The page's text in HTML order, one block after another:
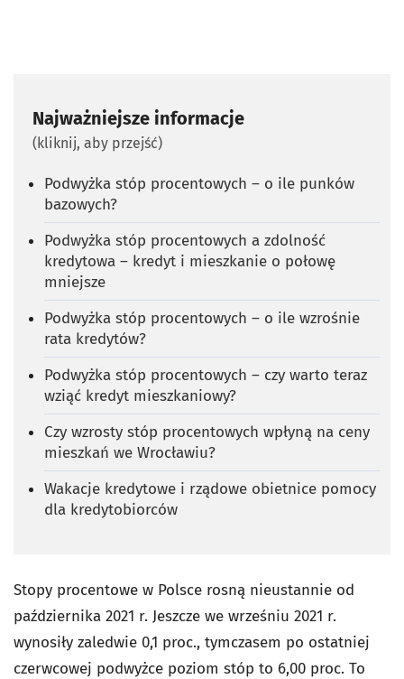
Najważniejsze informacje
(kliknij, aby przejść)
Podwyżka stóp procentowych – o ile punków
bazowych?
Podwyżka stóp procentowych a zdolność
kredytowa – kredyt i mieszkanie o połowę
mniejsze
Podwyżka stóp procentowych – o ile wzrośnie
rata kredytów?
Podwyżka stóp procentowych – czy warto teraz
wziąć kredyt mieszkaniowy?
Czy wzrosty stóp procentowych wpłyną na ceny
mieszkań we Wrocławiu?
Wakacje kredytowe i rządowe obietnice pomocy
dla kredytobiorców
Stopy procentowe w Polsce rosną nieustannie od
października 2021 r. Jeszcze we wrześniu 2021 r.
wynosiły zaledwie 0,1 proc., tymczasem po ostatniej
czerwcowej podwyżce poziom stóp to 6,00 proc. To